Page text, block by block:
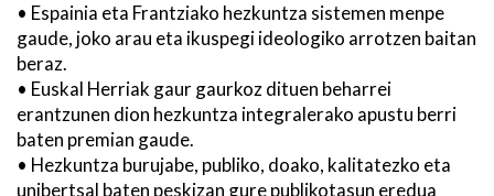
• Espainia eta Frantziako hezkuntza sistemen menpe
gaude, joko arau eta ikuspegi ideologiko arrotzen baitan
beraz.
• Euskal Herriak gaur gaurkoz dituen beharrei
erantzunen dion hezkuntza integralerako apustu berri
baten premian gaude.
• Hezkuntza burujabe, publiko, doako, kalitatezko eta
unibertsal baten peskizan gure publikotasun eredua